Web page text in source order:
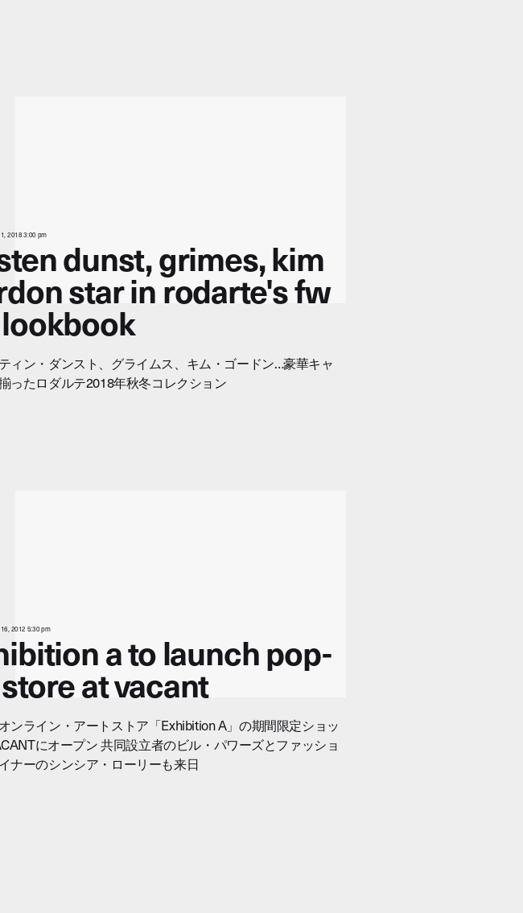
2018 3:00 pm dunst, grimes, kim
star in rodarte's fw
ィン・ダンスト、グライムス、キム・ゴードン…豪華キャ
ったロダルテ2018年秋冬コレクション
2012 5:30 pm a to launch pop-
at vacant
ンライン・アートストア「Exhibition A」の期間限定ショッ
にオープン 共同設立者のビル・パワーズとファッショ
ナーのシンシア・ローリーも来日